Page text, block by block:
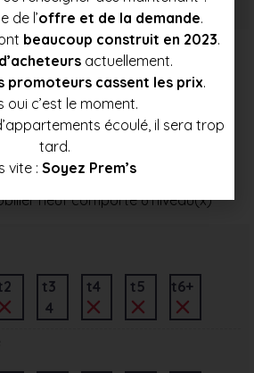
des
par étage
neuf comporte 6 niveau(x)
t3
4
t4 t5 t6+
de l’offre et de la demande.
beaucoup construit en 2023.
actuellement.
promoteurs cassent les prix.
oui c’est le moment.
écoulé, il sera trop
tard.
vite : Soyez Prem’s